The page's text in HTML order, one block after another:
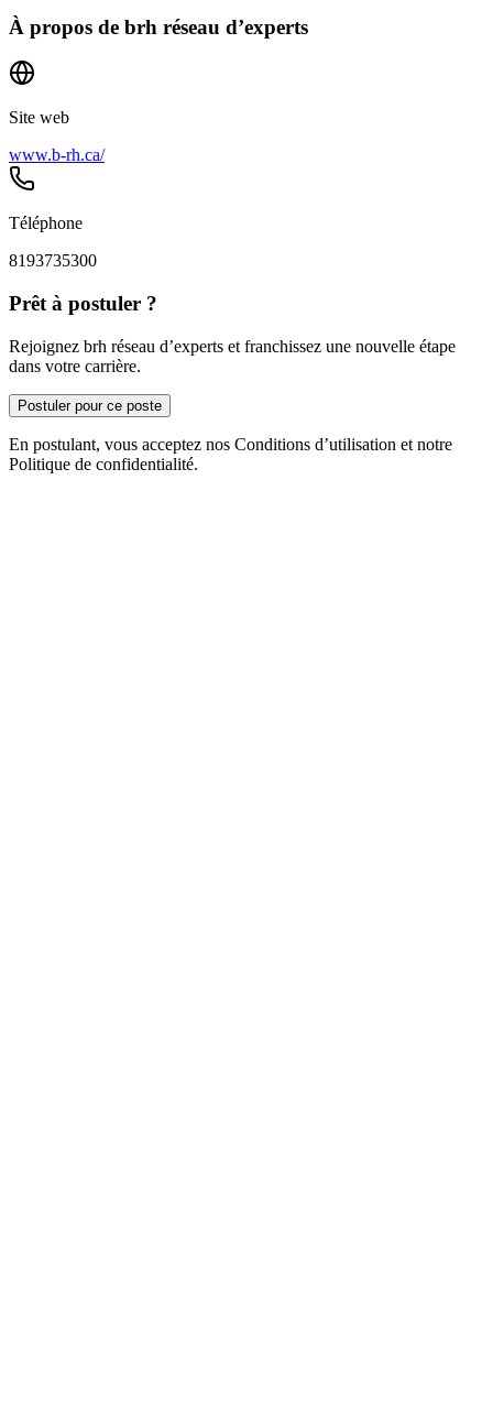
À propos de brh réseau d’experts
Site web
www.b-rh.ca/
Téléphone
8193735300
Prêt à postuler ?
Rejoignez brh réseau d’experts et franchissez une nouvelle étape
dans votre carrière.
Postuler pour ce poste
En postulant, vous acceptez nos Conditions d’utilisation et notre
Politique de confidentialité.